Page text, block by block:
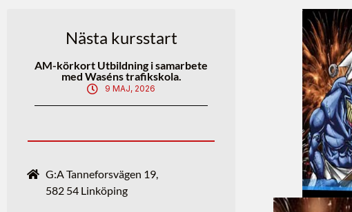
Nästa kursstart
AM-körkort Utbildning i samarbete
med Waséns trafikskola.
9 MAJ, 2026
G:A Tanneforsvägen 19,
582 54 Linköping